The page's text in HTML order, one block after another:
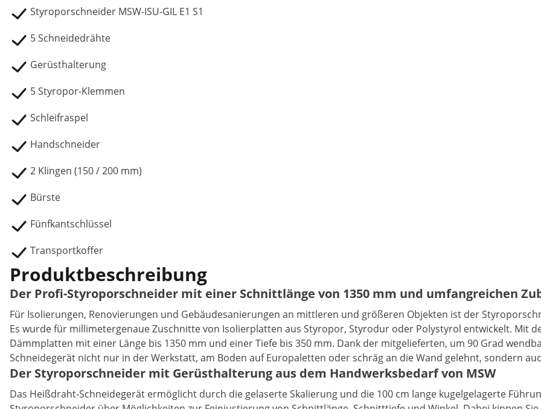
Styroporschneider MSW-ISU-GIL E1 S1
5 Schneidedrähte
Gerüsthalterung
5 Styropor-Klemmen
Schleifraspel
Handschneider
2 Klingen (150 / 200 mm)
Bürste
Fünfkantschlüssel
Transportkoffer
Produktbeschreibung
Der Profi-Styroporschneider mit einer Schnittlänge von 1350 mm und umfangreichen
Für Isolierungen, Renovierungen und Gebäudesanierungen an mittleren und größeren Objekten ist der
Es wurde für millimetergenaue Zuschnitte von Isolierplatten aus Styropor, Styrodur oder Polystyrol entwickelt. Mit
Dämmplatten mit einer Länge bis 1350 mm und einer Tiefe bis 350 mm. Dank der mitgelieferten, um 90 Grad
Schneidegerät nicht nur in der Werkstatt, am Boden auf Europaletten oder schräg an die Wand gelehnt, sondern
Der Styroporschneider mit Gerüsthalterung aus dem Handwerksbedarf von MSW
Das Heißdraht-Schneidegerät ermöglicht durch die gelaserte Skalierung und die 100 cm lange kugelgelagerte